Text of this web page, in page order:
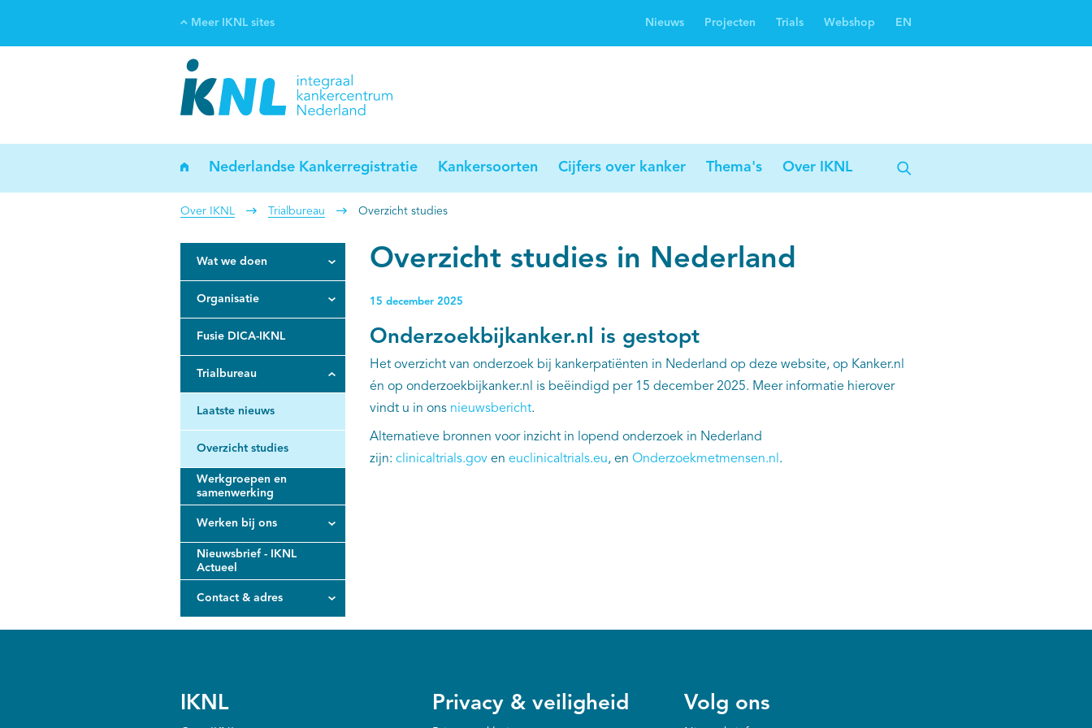
kanker
Meer IKNL sites Nieuws Projecten Trials Webshop EN
Nederlandse Kankerregistratie Kankersoorten Cijfers over kanker Thema's Over IKNL
Over IKNL Trialbureau Overzicht studies
Wat we doen
Organisatie
Fusie DICA-IKNL
Trialbureau
Laatste nieuws
Overzicht studies
Werkgroepen en
samenwerking
Werken bij ons
Nieuwsbrief - IKNL
Actueel
Contact & adres
Overzicht studies in Nederland
15 december 2025
Onderzoekbijkanker.nl is gestopt
Het overzicht van onderzoek bij kankerpatiënten in Nederland op deze website, op Kanker.nl
én op onderzoekbijkanker.nl is beëindigd per 15 december 2025. Meer informatie hierover
vindt u in ons nieuwsbericht.
Alternatieve bronnen voor inzicht in lopend onderzoek in Nederland
zijn: clinicaltrials.goven euclinicaltrials.eu, en Onderzoekmetmensen.nl .
IKNL Privacy & veiligheid Volg ons